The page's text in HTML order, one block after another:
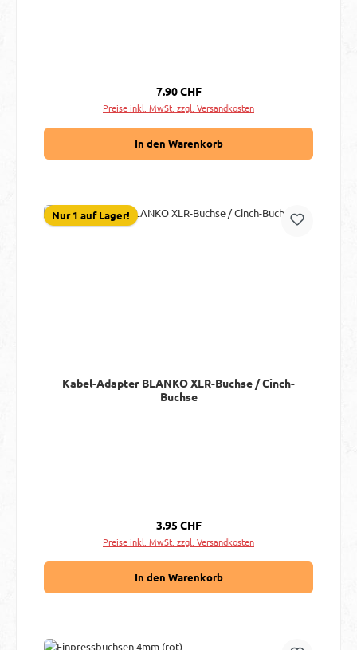
Regulärer Preis:
7.90 CHF
Preise inkl. MwSt. zzgl. Versandkosten
In den Warenkorb
Nur 1 auf Lager!
Kabel-Adapter BLANKO XLR-Buchse / Cinch-
Buchse
Regulärer Preis:
3.95 CHF
Preise inkl. MwSt. zzgl. Versandkosten
In den Warenkorb